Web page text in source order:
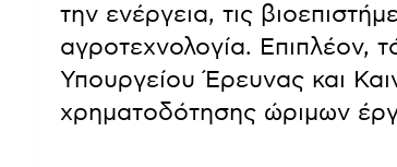
την ενέργεια, τις
αγροτεχνολογία. Επιπλέον,
Υπουργείου Έρευνας και
χρηματοδότησης ώριμων